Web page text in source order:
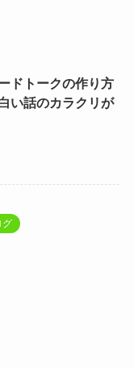
ドトークの作り方
い話のカラクリが
グ